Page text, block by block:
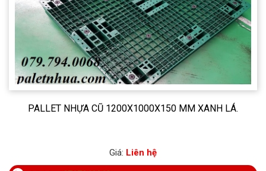
PALLET NHỰA CŨ 1200X1000X150 MM XANH LÁ.
Giá: Liên hệ